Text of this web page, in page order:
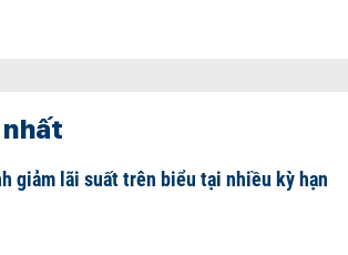
giảm lãi suất trên biểu tại nhiều kỳ hạn